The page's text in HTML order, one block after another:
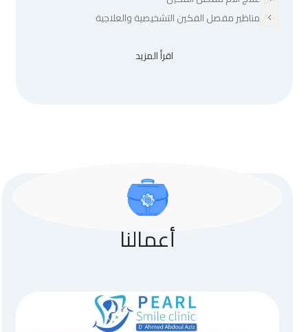
مناظير مفصل الفكين التشخيصية والعلاجية
اقرأ المزيد
أعمالنا